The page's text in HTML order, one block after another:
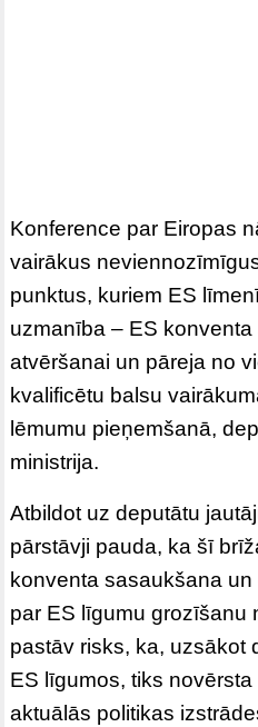
Konference par Eiropas
vairākus
punktus, kuriem ES
uzmanība – ES
atvēršanai un pāreja no
kvalificētu balsu
lēmumu pieņemšanā,
ministrija.
Atbildot uz deputātu
pārstāvji pauda, ka šī
konventa sasaukšana
par ES līgumu grozīšanu
pastāv risks, ka, uzsākot
ES līgumos, tiks
aktuālās politikas